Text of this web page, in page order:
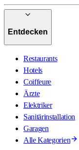
Entdecken
Restaurants
Hotels
Coiffeure
Ärzte
Elektriker
Sanitärinstallation
Garagen
Alle Kategorien